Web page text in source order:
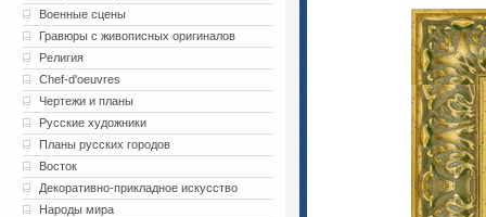
Военные сцены
Гравюры с живописных оригиналов
Религия
Chef-d'oeuvres
Чертежи и планы
Русские художники
Планы русских городов
Восток
Декоративно-прикладное искусство
Народы мира